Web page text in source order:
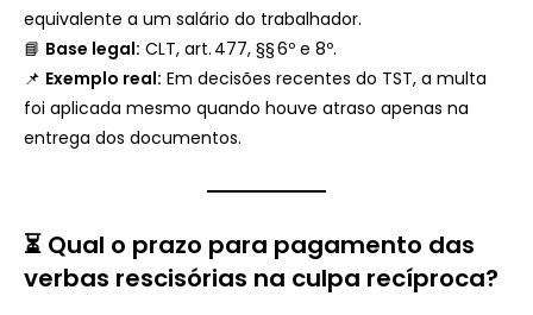
equivalente a um salário do trabalhador.
📘 Base legal: CLT, art. 477, §§ 6º e 8º.
📌 Exemplo real: Em decisões recentes do TST, a multa
foi aplicada mesmo quando houve atraso apenas na
entrega dos documentos.
⏳ Qual o prazo para pagamento das
verbas rescisórias na culpa recíproca?